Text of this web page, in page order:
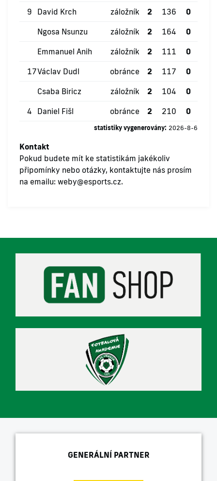
9 David Krch záložník 2 136 0
Ngosa Nsunzu záložník 2 164 0
Emmanuel Anih záložník 2 111 0
17Václav Dudl obránce 2 117 0
Csaba Biricz záložník 2 104 0
4 Daniel Fišl obránce 2 210 0
statistiky vygenerovány: 2026-8-6
Kontakt
Pokud budete mít ke statistikám jakékoliv
připomínky nebo otázky, kontaktujte nás prosím
na emailu: weby@esports.cz.
GENERÁLNÍ PARTNER